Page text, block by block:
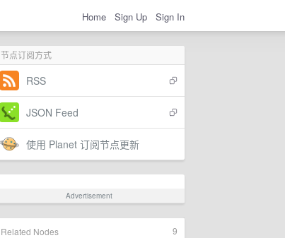
Home Sign Up Sign In
节点订阅方式
RSS
JSON Feed
使用 Planet 订阅节点更新
Advertisement
9
Related Nodes